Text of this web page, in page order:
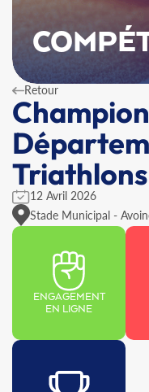
Retour
Triathlons
12 Avril 2026
Stade Municipal -
ENGAGEMENT
EN LIGNE